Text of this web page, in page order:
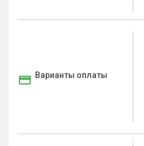
Варианты оплаты